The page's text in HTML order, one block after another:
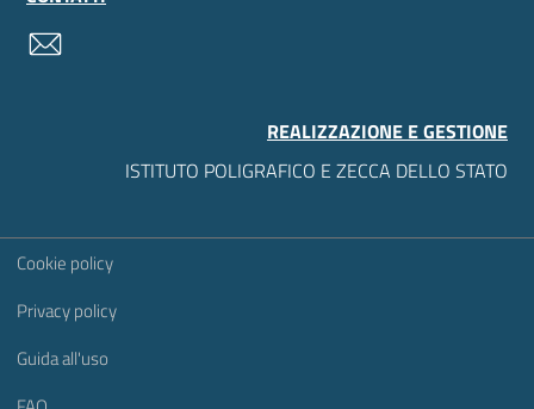
REALIZZAZIONE E GESTIONE
ISTITUTO POLIGRAFICO E ZECCA DELLO STATO
Sezione Link Utili
Cookie policy
Privacy policy
Guida all'uso